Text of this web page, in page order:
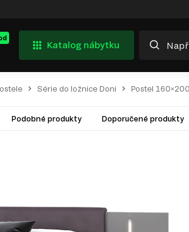
Katalog nábytku
Série do ložnice Doni Postel
Podobné produkty Doporučené produkty